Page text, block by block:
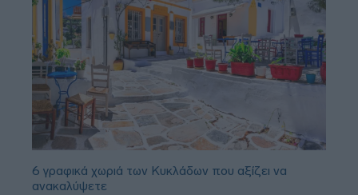
6 γραφικά χωριά των Κυκλάδων που αξίζει να
ανακαλύψετε